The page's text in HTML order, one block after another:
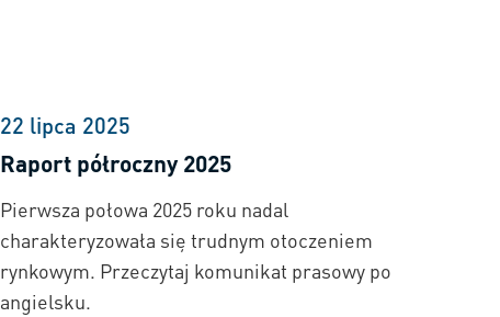
22 lipca 2025
Raport półroczny 2025
Pierwsza połowa 2025 roku nadal
charakteryzowała się trudnym otoczeniem
rynkowym. Przeczytaj komunikat prasowy po
angielsku.